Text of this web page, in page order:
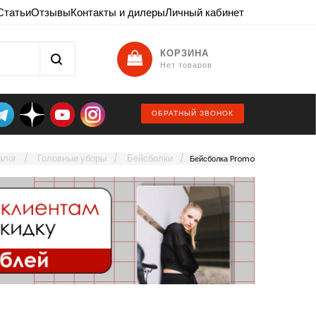
ОтзывыКонтакты и дилерыЛичный кабинет
КОРЗИНА
Нет товаров
ОБРАТНЫЙ ЗВОНОК
Головные уборы Бейсболки Бейсболка Promo